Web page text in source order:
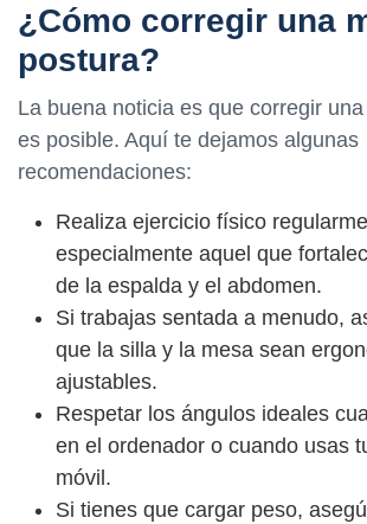
¿Cómo corregir una
postura?
La buena noticia es que corregir
es posible. Aquí te dejamos algunas
recomendaciones:
Realiza ejercicio físico
especialmente aquel que
de la espalda y el abdomen.
Si trabajas sentada a menudo,
que la silla y la mesa sean
ajustables.
Respetar los ángulos ideales
en el ordenador o cuando usas
móvil.
Si tienes que cargar peso,